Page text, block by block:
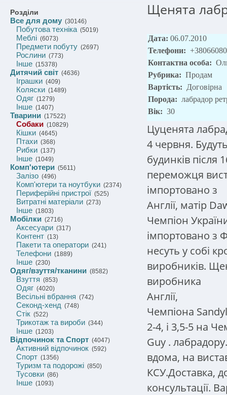
Розділи
Все для дому (30146)
Побутова техніка(5019)
Меблі (6073)
Предмети побуту (2697)
Рослини (773)
Інше (15378)
Дитячий світ (4636)
Іграшки (409)
Коляски (1489)
Одяг (1279)
Інше (1407)
Тварини (17522)
Собаки (10829)
Кішки (4645)
Птахи (368)
Рибки (137)
Інше (1049)
Комп'ютери (5611)
Залізо (496)
Комп'ютери та ноутбуки (2374)
Периферійні пристрої (525)
Витратні матеріали (273)
Інше (1803)
Мобілки (2716)
Аксесуари (317)
Контент (13)
Пакети та оператори (241)
Телефони (1889)
Інше (230)
Одяг/взуття/тканини (8582)
Взуття (853)
Одяг (4020)
Весільні вбрання (742)
Секонд-хенд (748)
Стік (522)
Трикотаж та вироби (344)
Інше (1203)
Відпочинок та Спорт (4047)
Активний відпочинок (592)
Спорт (1356)
Туризм та подорожі (850)
Тусовки (86)
Інше (1093)
Щенята
Дата: 06.07.2010
Телефони:
Контактна особа:
Рубрика: Продам
Вартість: Договірна
Порода: лабрадор
Вік: 30
Цуценята
4 червня.
будинків після
переможця
імпортовано з
Англії, матір
Чемпіон
імпортовано з
несуть у собі
виробників.
виробника
Англії,
Чемпіона
2-4, і 3,5-5 на
Guy .
вдома, на
КСУ.Доставка,
консультації.